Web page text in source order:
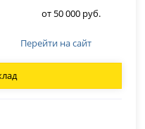
от 50 000 руб.
Перейти на сайт